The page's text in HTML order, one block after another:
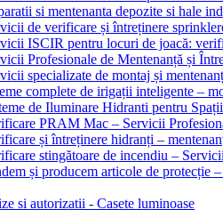
si mentenanta depozite si hale
de verificare și întreținere
ISCIR pentru locuri de joacă:
Profesionale de Mentenanță și
specializate de montaj și
complete de irigații inteligente –
de Iluminare Hidranti pentru
PRAM Mac – Servicii
și întreținere hidranți –
stingătoare de incendiu –
și producem articole de protecție
si autorizatii - Casete luminoase